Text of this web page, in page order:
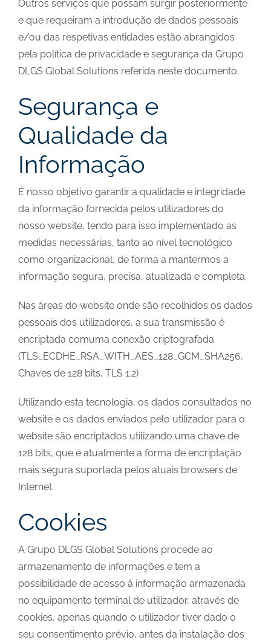
Outros serviços que possam surgir posteriormente
e que requeiram a introdução de dados pessoais
e/ou das respetivas entidades estão abrangidos
pela política de privacidade e segurança da Grupo
DLGS Global Solutions referida neste documento.
Segurança e
Qualidade da
Informação
É nosso objetivo garantir a qualidade e integridade
da informação fornecida pelos utilizadores do
nosso website, tendo para isso implementado as
medidas necessárias, tanto ao nível tecnológico
como organizacional, de forma a mantermos a
informação segura, precisa, atualizada e completa.
Nas áreas do website onde são recolhidos os dados
pessoais dos utilizadores, a sua transmissão é
encriptada comuma conexão criptografada
(TLS_ECDHE_RSA_WITH_AES_128_GCM_SHA256,
Chaves de 128 bits, TLS 1.2)
Utilizando esta tecnologia, os dados consultados no
website e os dados enviados pelo utilizador para o
website são encriptados utilizando uma chave de
128 bits, que é atualmente a forma de encriptação
mais segura suportada pelos atuais browsers de
Internet.
Cookies
A Grupo DLGS Global Solutions procede ao
armazenamento de informações e tem a
possibilidade de acesso à informação armazenada
no equipamento terminal de utilizador, através de
cookies, apenas quando o utilizador tiver dado o
seu consentimento prévio, antes da instalação dos